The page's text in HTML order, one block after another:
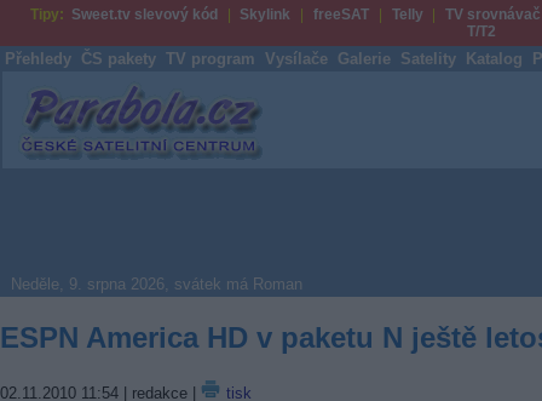
Tipy: Sweet.tv slevový kód Skylink freeSAT Telly
TV srovnávač
T/T2
Přehledy ČS pakety TV program Vysílače Galerie Satelity Katalog
Parabola.cz
Neděle, 9. srpna 2026, svátek má Roman
ESPN America HD v paketu N ještě
02.11.2010 11:54 | redakce | tisk